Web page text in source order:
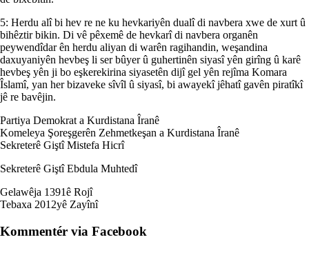
5: Herdu alî bi hev re ne ku hevkariyên dualî di navbera xwe de xurt û
bihêztir bikin. Di vê pêxemê de hevkarî di navbera organên
peywendîdar ên herdu aliyan di warên ragihandin, weşandina
daxuyaniyên hevbeş li ser bûyer û guhertinên siyasî yên girîng û karê
hevbeş yên ji bo eşkerekirina siyasetên dijî gel yên rejîma Komara
Îslamî, yan her bizaveke sîvîl û siyasî, bi awayekî jêhatî gavên piratîkî
jê re bavêjin.
Partiya Demokrat a Kurdistana Îranê
Komeleya Şoreşgerên Zehmetkeşan a Kurdistana Îranê
Sekreterê Giştî Mistefa Hicrî
Sekreterê Giştî Ebdula Muhtedî
Gelawêja 1391ê Rojî
Tebaxa 2012yê Zayînî
Kommentér via Facebook